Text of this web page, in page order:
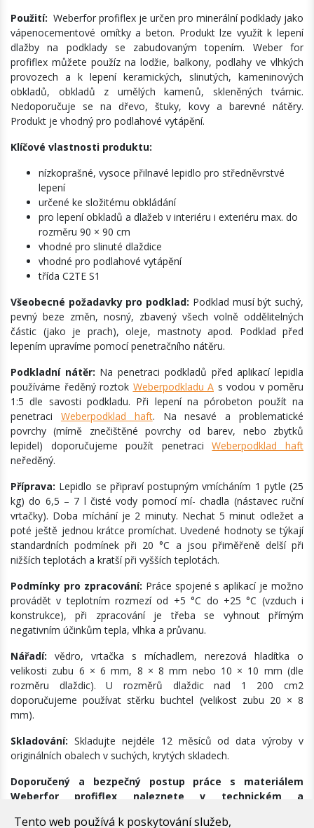
Tento web používá k poskytování služeb,
Použití: Weberfor profiflex je určen pro minerální podklady jako
vápenocementové omítky a beton. Produkt lze využít k lepení
dlažby na podklady se zabudovaným topením. Weber for
profiflex můžete použíz na lodžie, balkony, podlahy ve vlhkých
provozech a k lepení keramických, slinutých, kameninových
obkladů, obkladů z umělých kamenů, skleněných tvárnic.
Nedoporučuje se na dřevo, štuky, kovy a barevné nátěry.
Produkt je vhodný pro podlahové vytápění.
Klíčové vlastnosti produktu:
nízkoprašné, vysoce přilnavé lepidlo pro středněvrstvé
lepení
určené ke složitému obkládání
pro lepení obkladů a dlažeb v interiéru i exteriéru max. do
rozměru 90 × 90 cm
vhodné pro slinuté dlaždice
vhodné pro podlahové vytápění
třída C2TE S1
Všeobecné požadavky pro podklad: Podklad musí být suchý,
pevný beze změn, nosný, zbavený všech volně oddělitelných
částic (jako je prach), oleje, mastnoty apod. Podklad před
lepením upravíme pomocí penetračního nátěru.
Podkladní nátěr: Na penetraci podkladů před aplikací lepidla
používáme ředěný roztok Weberpodkladu A s vodou v poměru
1:5 dle savosti podkladu. Při lepení na pórobeton použít na
penetraci Weberpodklad haft. Na nesavé a problematické
povrchy (mírně znečištěné povrchy od barev, nebo zbytků
lepidel) doporučujeme použít penetraciWeberpodklad haft
neředěný.
Příprava: Lepidlo se připraví postupným vmícháním 1 pytle (25
kg) do 6,5 – 7 l čisté vody pomocí mí- chadla (nástavec ruční
vrtačky). Doba míchání je 2 minuty. Nechat 5 minut odležet a
poté ještě jednou krátce promíchat. Uvedené hodnoty se týkají
standardních podmínek při 20 °C a jsou přiměřeně delší při
nižších teplotách a kratší při vyšších teplotách.
Podmínky pro zpracování: Práce spojené s aplikací je možno
provádět v teplotním rozmezí od +5 °C do +25 °C (vzduch i
konstrukce), při zpracování je třeba se vyhnout přímým
negativním účinkům tepla, vlhka a průvanu.
Nářadí: vědro, vrtačka s míchadlem, nerezová hladítka o
velikosti zubu 6 × 6 mm, 8 × 8 mm nebo 10 × 10 mm (dle
rozměru dlaždic). U rozměrů dlaždic nad 1 200 cm2
doporučujeme používat stěrku buchtel (velikost zubu 20 × 8
mm).
Skladování: Skladujte nejdéle 12 měsíců od data výroby v
originálních obalech v suchých, krytých skladech.
Doporučený a bezpečný postup práce s materiálem
Weberfor profiflex naleznete v technickém a